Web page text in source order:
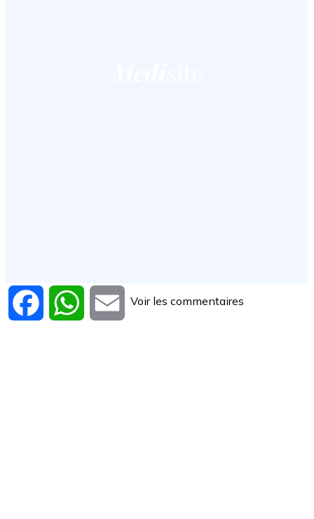
Facebook WhatsApp
Email
Voir les commentaires